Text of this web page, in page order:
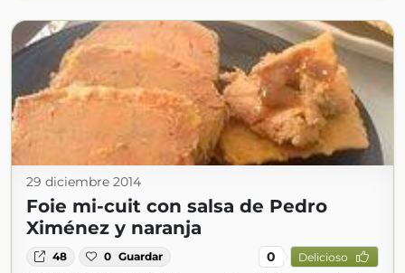
29 diciembre 2014
Foie mi-cuit con salsa de Pedro
Ximénez y naranja
48 0 Guardar 0 Delicioso